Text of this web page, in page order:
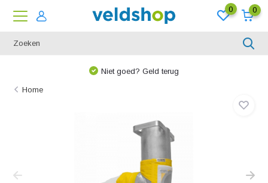
0 0
Niet goed? Geld terug
Home